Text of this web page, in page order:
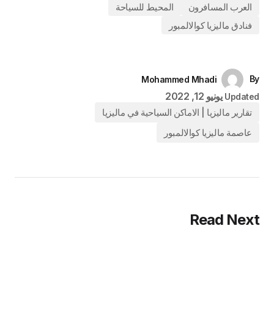
العرب المسافرون
المحيط للسياحة
فنادق ماليزيا كوالالمبور
Mohammed Mhadi
يونيو 12, 2022
تقارير ماليزيا | الاماكن السياحية في ماليزيا
عاصمة ماليزيا كوالالمبور
Read